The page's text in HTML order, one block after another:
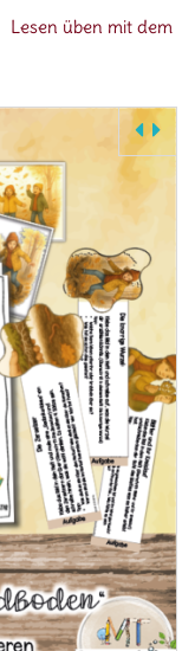
Lesen üben mit dem